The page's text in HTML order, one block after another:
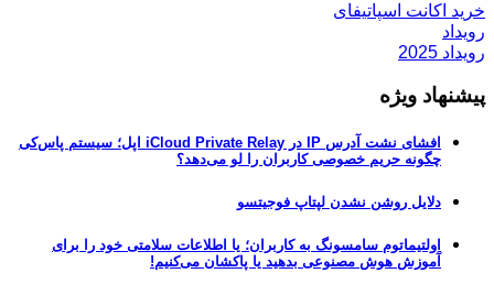
خرید اکانت اسپاتیفای
رویداد
رویداد 2025
پیشنهاد ویژه
افشای نشت آدرس IP در iCloud Private Relay اپل؛ سیستم پاس‌کی
چگونه حریم خصوصی کاربران را لو می‌دهد؟
دلایل روشن نشدن لپتاپ فوجیتسو
اولتیماتوم سامسونگ به کاربران؛ یا اطلاعات سلامتی خود را برای
آموزش هوش مصنوعی بدهید یا پاکشان می‌کنیم!